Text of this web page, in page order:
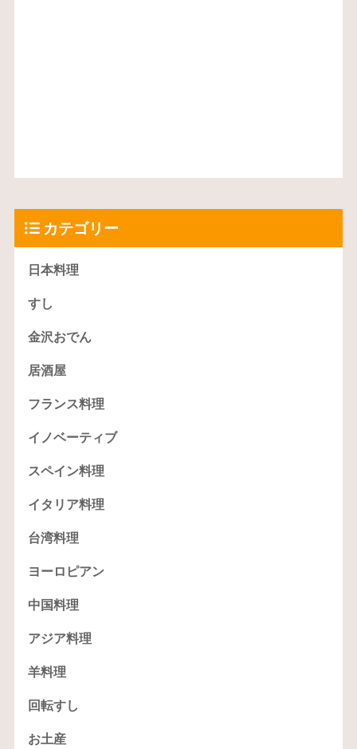
カテゴリー
日本料理
すし
金沢おでん
居酒屋
フランス料理
イノベーティブ
スペイン料理
イタリア料理
台湾料理
ヨーロピアン
中国料理
アジア料理
羊料理
回転すし
お土産